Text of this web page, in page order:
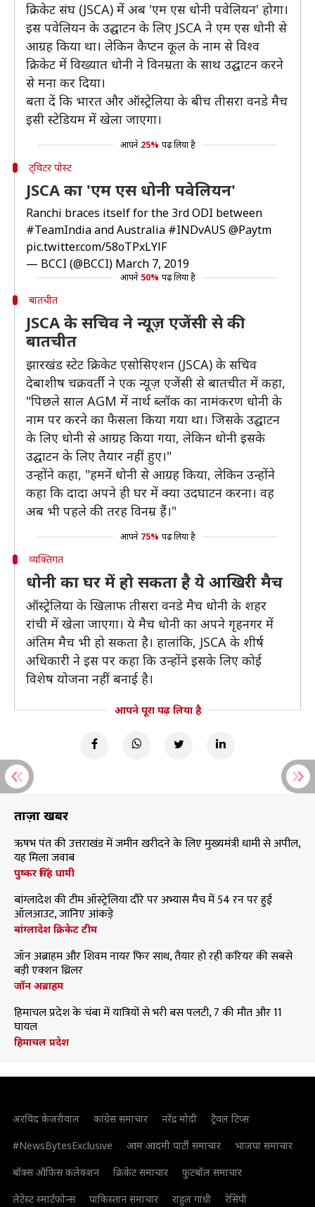
क्रिकेट संघ (JSCA) में अब 'एम एस धोनी पवेलियन' होगा।
इस पवेलियन के उद्घाटन के लिए JSCA ने एम एस धोनी से
आग्रह किया था। लेकिन कैप्टन कूल के नाम से विश्व
क्रिकेट में विख्यात धोनी ने विनम्रता के साथ उद्घाटन करने
से मना कर दिया।
बता दें कि भारत और ऑस्ट्रेलिया के बीच तीसरा वनडे मैच
इसी स्टेडियम में खेला जाएगा।
आपने 25% पढ़ लिया है
ट्विटर पोस्ट
JSCA का 'एम एस धोनी पवेलियन'
Ranchi braces itself for the 3rd ODI between
#TeamIndiaand Australia #INDvAUS @Paytm
pic.twitter.com/58oTPxLYlF
— BCCI (@BCCI) March 7, 2019
आपने 50% पढ़ लिया है
बातचीत
JSCA के सचिव ने न्यूज़ एजेंसी से की
बातचीत
झारखंड स्टेट क्रिकेट एसोसिएशन (JSCA) के सचिव
देबाशीष चक्रवर्ती ने एक न्यूज़ एजेंसी से बातचीत में कहा,
"पिछले साल AGM में नार्थ ब्लॉक का नामंकरण धोनी के
नाम पर करने का फैसला किया गया था। जिसके उद्घाटन
के लिए धोनी से आग्रह किया गया, लेकिन धोनी इसके
उद्घाटन के लिए तैयार नहीं हुए।"
उन्होंने कहा, "हमनें धोनी से आग्रह किया, लेकिन उन्होंने
कहा कि दादा अपने ही घर में क्या उदघाटन करना। वह
अब भी पहले की तरह विनम्र हैं।"
आपने 75% पढ़ लिया है
व्यक्तिगत
धोनी का घर में हो सकता है ये आखिरी मैच
ऑस्ट्रेलिया के खिलाफ तीसरा वनडे मैच धोनी के शहर
रांची में खेला जाएगा। ये मैच धोनी का अपने गृहनगर में
अंतिम मैच भी हो सकता है। हालांकि, JSCA के शीर्ष
अधिकारी ने इस पर कहा कि उन्होंने इसके लिए कोई
विशेष योजना नहीं बनाई है।
आपने पूरा पढ़ लिया है
ताज़ा खबरें
ऋषभ पंत की उत्तराखंड में जमीन खरीदने के लिए मुख्यमंत्री धामी से अपील,
यह मिला जवाब
पुष्कर सिंह धामी
बांग्लादेश की टीम ऑस्ट्रेलिया दौरे पर अभ्यास मैच में 54 रन पर हुई
ऑलआउट, जानिए आंकड़े
बांग्लादेश क्रिकेट टीम
जॉन अब्राहम और शिवम नायर फिर साथ, तैयार हो रही करियर की सबसे
बड़ी एक्शन थ्रिलर
जॉन अब्राहम
हिमाचल प्रदेश के चंबा में यात्रियों से भरी बस पलटी, 7 की मौत और 11
घायल
हिमाचल प्रदेश
अरविंद केजरीवाल कांग्रेस समाचार नरेंद्र मोदी
ट्रैवल टिप्स
#NewsBytesExclusive
आम आदमी पार्टी समाचार
भाजपा समाचार
बॉक्स ऑफिस कलेक्शन
क्रिकेट समाचार
फुटबॉल समाचार
लेटेस्ट स्मार्टफोन्स
पाकिस्तान समाचार राहुल गांधी रेसिपी